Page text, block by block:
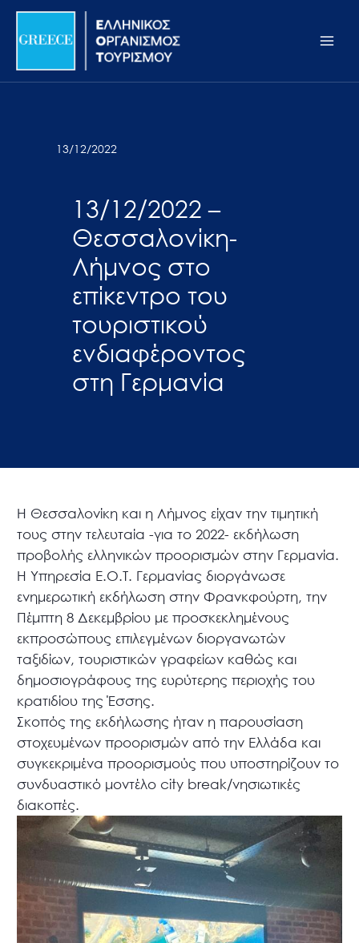
Σημείωση:
ιστότοπος
προσβασιμότητας.
Μετάβαση
περιεχόμενο
13/12/2022
13/12/2022 –
Θεσσαλονίκη-
Λήμνος στο
επίκεντρο του
τουριστικού
ενδιαφέροντος
στη Γερμανία
Η Θεσσαλονίκη και η Λήμνος είχαν την τιμητική
τους στην τελευταία -για το 2022- εκδήλωση
προβολής ελληνικών προορισμών στην Γερμανία.
Η Υπηρεσία Ε.Ο.Τ. Γερμανίας διοργάνωσε
ενημερωτική εκδήλωση στην Φρανκφούρτη, την
Πέμπτη 8 Δεκεμβρίου με προσκεκλημένους
εκπροσώπους επιλεγμένων διοργανωτών
ταξιδίων, τουριστικών γραφείων καθώς και
δημοσιογράφους της ευρύτερης περιοχής του
κρατιδίου της Έσσης.
Σκοπός της εκδήλωσης ήταν η παρουσίαση
στοχευμένων προορισμών από την Ελλάδα και
συγκεκριμένα προορισμούς που υποστηρίζουν το
συνδυαστικό μοντέλο city break/νησιωτικές
διακοπές.